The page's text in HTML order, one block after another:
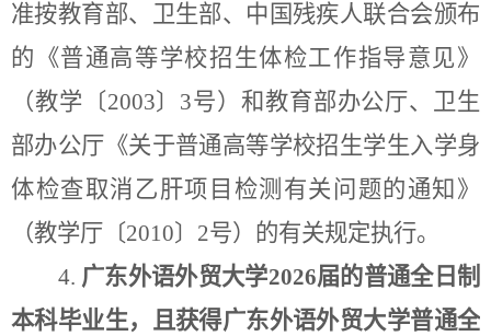
准按教育部、卫生部、中国残疾人联合会颁布
的《普通高等学校招生体检工作指导意见》
（教学〔2003〕3号）和教育部办公厅、卫生
部办公厅《关于普通高等学校招生学生入学身
体检查取消乙肝项目检测有关问题的通知》
（教学厅〔2010〕2号） 的有关规定执行。
4. 广东外语外贸大学2026届的普通全日制
本科毕业生，且获得广东外语外贸大学普通全